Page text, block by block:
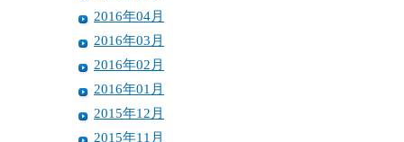
2016年04月
2016年03月
2016年02月
2016年01月
2015年12月
2015年11月